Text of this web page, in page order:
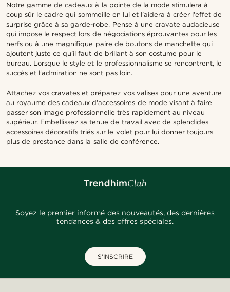
Notre gamme de cadeaux à la pointe de la mode stimulera à
coup sûr le cadre qui sommeille en lui et l'aidera à créer l'effet de
surprise grâce à sa garde-robe. Pense à une cravate audacieuse
qui impose le respect lors de négociations éprouvantes pour les
nerfs ou à une magnifique paire de boutons de manchette qui
ajoutent juste ce qu'il faut de brillant à son costume pour le
bureau. Lorsque le style et le professionnalisme se rencontrent, le
succès et l'admiration ne sont pas loin.
Attachez vos cravates et préparez vos valises pour une aventure
au royaume des cadeaux d'accessoires de mode visant à faire
passer son image professionnelle très rapidement au niveau
supérieur. Embellissez sa tenue de travail avec de splendides
accessoires décoratifs triés sur le volet pour lui donner toujours
plus de prestance dans la salle de conférence.
Soyez le premier informé des nouveautés, des dernières
tendances & des offres spéciales.
S'INSCRIRE